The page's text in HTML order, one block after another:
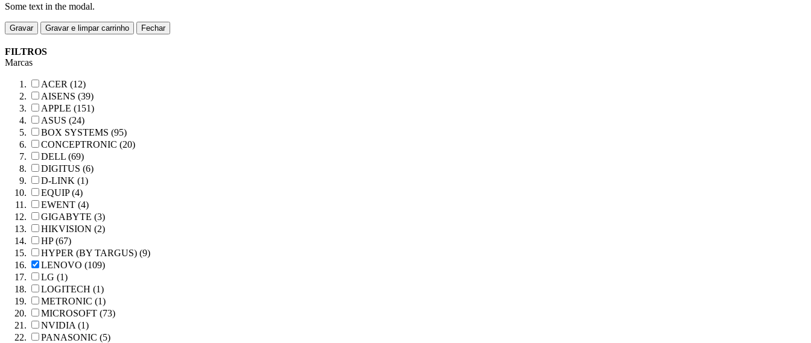
Some text in the modal.
Gravar Gravar e limpar carrinho Fechar
FILTROS
Marcas
ACER (12)
AISENS (39)
APPLE (151)
ASUS (24)
BOX SYSTEMS (95)
CONCEPTRONIC (20)
DELL (69)
DIGITUS (6)
D-LINK (1)
EQUIP (4)
EWENT (4)
GIGABYTE (3)
HIKVISION (2)
HP (67)
HYPER (BY TARGUS) (9)
LENOVO (109)
LG (1)
LOGITECH (1)
METRONIC (1)
MICROSOFT (73)
NVIDIA (1)
PANASONIC (5)